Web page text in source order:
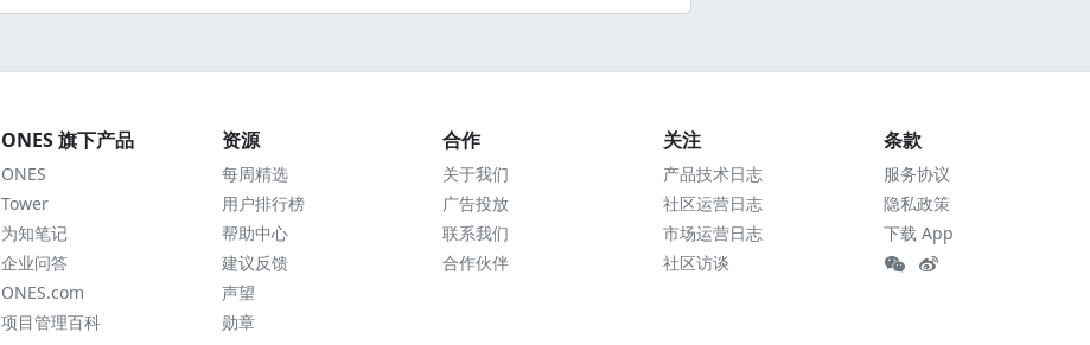
ONES 旗下产品
ONES
Tower
为知笔记
企业问答
ONES.com
项目管理百科
资源
每周精选
用户排行榜
帮助中心
建议反馈
声望
勋章
合作
关于我们
广告投放
联系我们
合作伙伴
关注
产品技术日志
社区运营日志
市场运营日志
社区访谈
条款
服务协议
隐私政策
下载 App